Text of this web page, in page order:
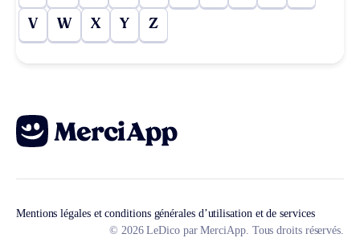
V W X Y Z
Mentions légales et conditions générales d’utilisation et de services
© 2026 LeDico par MerciApp. Tous droits réservés.